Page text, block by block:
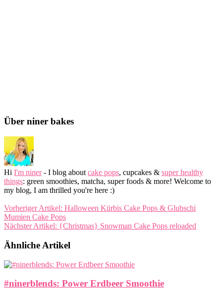
Über niner bakes
Hi I'm niner- I blog about cake pops, cupcakes & super healthy
things: green smoothies, matcha, super foods & more! Welcome to
my blog, I am thrilled you're here :)
Vorheriger Artikel: Halloween Kürbis Cake Pops & Glubschi
Mumien Cake Pops
Nächster Artikel: {Christmas} Snowman Cake Pops reloaded
Ähnliche Artikel
#ninerblends: Power Erdbeer Smoothie